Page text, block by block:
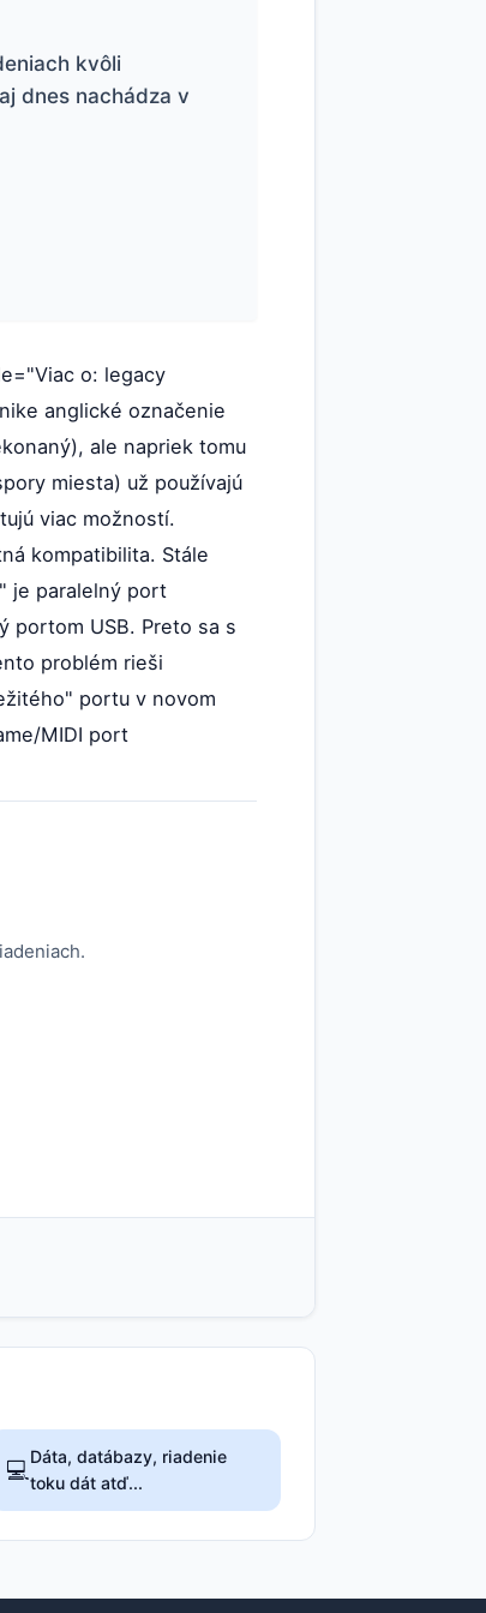
kvôli
dnes nachádza v
o: legacy
anglické označenie
ale napriek tomu
miesta) už používajú
viac možností.
kompatibilita. Stále
je paralelný port
portom USB. Preto sa s
problém rieši
portu v novom
MIDI port
💻Dáta, datábazy, riadenie
toku dát atď...